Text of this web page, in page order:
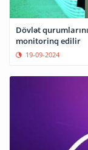
Dövlət
monitorinq edilir
19-09-2024